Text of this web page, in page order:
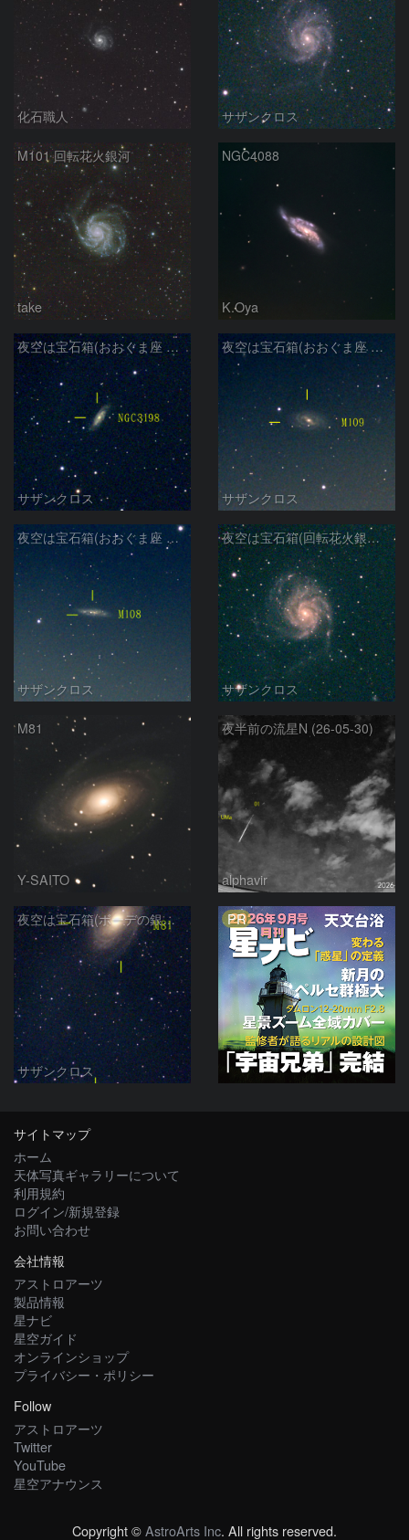
化石職人 サザンクロス
M101 回転花火銀河
take
NGC4088
K.Oya
夜空は宝石箱(おおぐま座 NGC3198) Seestar50
サザンクロス
夜空は宝石箱(おおぐま座 M109) Seestar50
サザンクロス
夜空は宝石箱(おおぐま座 M108) Seestar50
サザンクロス
夜空は宝石箱(回転花火銀河 M101) Seestar50
サザンクロス
M81
Y-SAITO
夜半前の流星N (26-05-30)
alphavir
夜空は宝石箱(ボーデの銀河 M81) Seestar50
サザンクロス
PR
サイトマップ
ホーム
天体写真ギャラリーについて
利用規約
ログイン/新規登録
お問い合わせ
会社情報
アストロアーツ
製品情報
星ナビ
星空ガイド
オンラインショップ
プライバシー・ポリシー
Follow
アストロアーツ
Twitter
YouTube
星空アナウンス
Copyright ©AstroArts Inc. All rights reserved.